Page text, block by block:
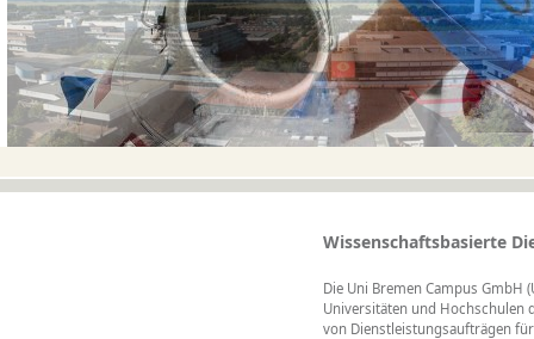
Wissenschaftsbasierte
Die Uni Bremen Campus GmbH
Universitäten und Hochschulen
von Dienstleistungsaufträgen